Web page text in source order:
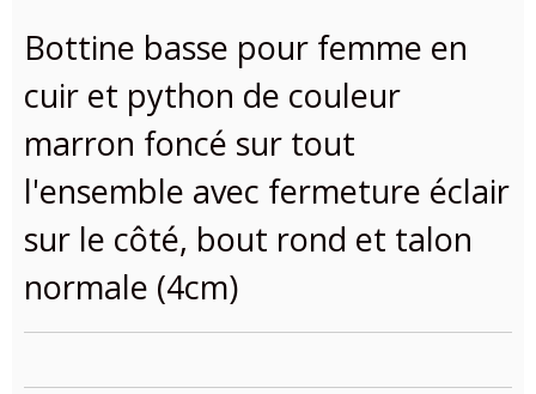
Bottine basse pour femme en
cuir et python de couleur
marron foncé sur tout
l'ensemble avec fermeture éclair
sur le côté, bout rond et talon
normale (4cm)